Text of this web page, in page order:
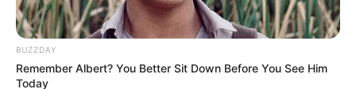
BUZZDAY
Remember Albert? You Better Sit Down Before You See Him
Today